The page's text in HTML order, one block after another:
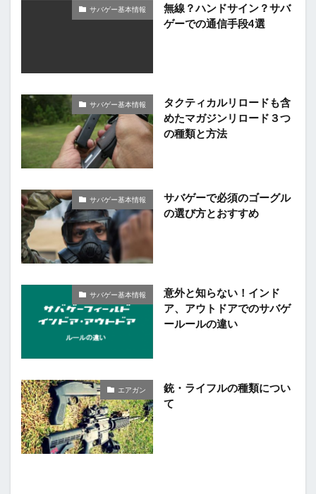
サバゲー基本情報
無線？ハンドサイン？サバ
ゲーでの通信手段4選
サバゲー基本情報
タクティカルリロードも含
めたマガジンリロード３つ
の種類と方法
サバゲー基本情報
サバゲーで必須のゴーグル
の選び方とおすすめ
サバゲー基本情報
意外と知らない！インド
ア、アウトドアでのサバゲ
ールールの違い
エアガン
銃・ライフルの種類につい
て